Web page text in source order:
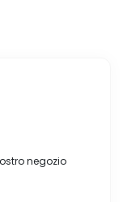
negozio